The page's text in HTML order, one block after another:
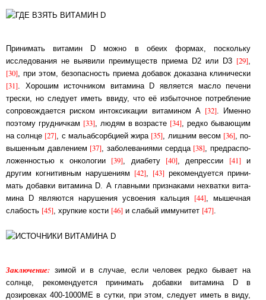
Принимать витамин D можно в обеих формах, поскольку
исследования не выявили пре­иму­ществ при­е­ма D2 или D3 [29],
[30], при этом, безопасность приема добавок до­ка­за­на кли­ни­чес­ки
[31]. Хорошим источником витамина D является масло печени
трес­ки, но сле­ду­ет иметь вви­ду, что её избыточное потребление
сопровождается риском ин­ток­си­ка­ции ви­та­ми­ном А [32]. Именно
поэтому грудничкам [33], людям в возрасте [34], ред­ко бы­ваю­щим
на солн­це [27], с маль­аб­сорб­ци­ей жира [35], лишним весом [36], по­
вы­шен­ным дав­ле­ни­ем [37], заболеваниями сердца [38], пред­рас­по­
ло­жен­нос­тью к он­ко­ло­гии [39], диа­бе­ту [40], депрессии [41]и
другим когнитивным нарушениям [42], [43] ре­ко­мен­ду­ет­ся при­ни­
мать до­бав­ки витамина D. А главными признаками нехватки ви­та­
ми­на D яв­ля­ют­ся на­ру­ше­ния усвоения кальция [44], мышечная
слабость [45], хруп­кие кос­ти [46] и сла­бый им­му­ни­тет [47].
Заключение: зимой и в случае, если человек редко бывает на
солнце, рекомендуется при­ни­мать до­бав­ки ви­та­ми­на D в
дозировках 400-1000МЕ в сутки, при этом, следует иметь в ви­ду,